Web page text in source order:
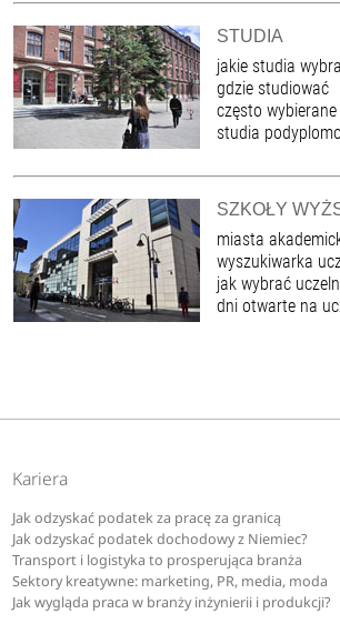
STUDIA
jakie studia
gdzie studiować
często
studia
SZKOŁY
miasta
wyszukiwarka
jak wybrać
dni otwarte na
Kariera
Jak odzyskać podatek za pracę za granicą
Jak odzyskać podatek dochodowy z Niemiec?
Transport i logistyka to prosperująca branża
Sektory kreatywne: marketing, PR, media, moda
Jak wygląda praca w branży inżynierii i produkcji?